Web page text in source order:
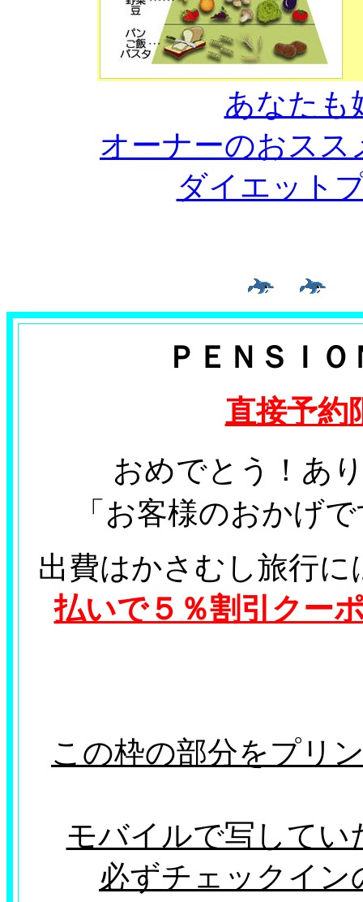
あなたも
オーナーのおス
ダイエット
ＰＥＮＳＩＯ
直接予約
おめでとう！あ
「お客様のおかげ
出費はかさむし旅行
払いで５％割引クー
この枠の部分をプリ
モバイルで写して
必ずチェックイ